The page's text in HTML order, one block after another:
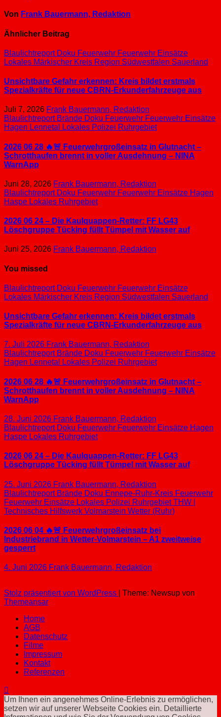
Von Frank Bauermann, Redaktion
Ähnlicher Beitrag
Blaulichtreport Doku Feuerwehr Feuerwehr Einsätze
Lokales Märkischer Kreis Region Südwestfalen Sauerland
Unsichtbare Gefahr erkennen: Kreis bildet erstmals
Spezialkräfte für neue CBRN-Erkunderfahrzeuge aus
Juli 7, 2026 Frank Bauermann, Redaktion
Blaulichtreport Brände Doku Feuerwehr Feuerwehr Einsätze
Hagen Lennetal Lokales Polizei Ruhrgebiet
2026 06 28 🔥🚨 Feuerwehrgroßeinsatz in Glutnacht –
Schrotthaufen brennt in voller Ausdehnung – NINA
WarnApp
Juni 28, 2026 Frank Bauermann, Redaktion
Blaulichtreport Doku Feuerwehr Feuerwehr Einsätze Hagen
Haspe Lokales Ruhrgebiet
2026 06 24 – Die Kaulquappen-Retter: FF LG43
Löschgruppe Tücking füllt Tümpel mit Wasser auf
Juni 25, 2026 Frank Bauermann, Redaktion
You missed
Blaulichtreport Doku Feuerwehr Feuerwehr Einsätze
Lokales Märkischer Kreis Region Südwestfalen Sauerland
Unsichtbare Gefahr erkennen: Kreis bildet erstmals
Spezialkräfte für neue CBRN-Erkunderfahrzeuge aus
7. Juli 2026 Frank Bauermann, Redaktion
Blaulichtreport Brände Doku Feuerwehr Feuerwehr Einsätze
Hagen Lennetal Lokales Polizei Ruhrgebiet
2026 06 28 🔥🚨 Feuerwehrgroßeinsatz in Glutnacht –
Schrotthaufen brennt in voller Ausdehnung – NINA
WarnApp
28. Juni 2026 Frank Bauermann, Redaktion
Blaulichtreport Doku Feuerwehr Feuerwehr Einsätze Hagen
Haspe Lokales Ruhrgebiet
2026 06 24 – Die Kaulquappen-Retter: FF LG43
Löschgruppe Tücking füllt Tümpel mit Wasser auf
25. Juni 2026 Frank Bauermann, Redaktion
Blaulichtreport Brände Doku Ennepe-Ruhr-Kreis Feuerwehr
Feuerwehr Einsätze Lokales Polizei RuhrgebietTHW |
Technisches Hilfswerk Volmarstein Wetter (Ruhr)
2026 06 04 🔥🚨 Feuerwehrgroßeinsatz bei
Industriebrand in Wetter-Volmarstein – A1 zweitweise
gesperrt
4. Juni 2026 Frank Bauermann, Redaktion
Stolz präsentiert von WordPress
Theme: Newsup von
Themeansar
Home
AGB
Datenschutz
Filme
Impressum
Kontakt
Referenzen
Um Ihnen ein angenehmes Online-Erlebnis zu ermöglichen,
setzen wir auf unserer Webseite Cookies ein. Detaillierte